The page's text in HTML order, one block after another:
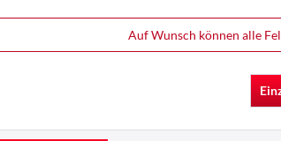
Auf Wunsch können alle